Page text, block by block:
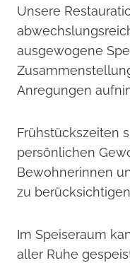
Unsere
ausgewogene
Anregungen
Frühstückszeiten
persönlichen
Bewohnerinnen
zu
Im Speiseraum
aller Ruhe